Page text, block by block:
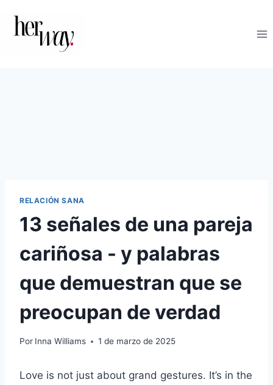
contenido
RELACIÓN SANA
13 señales de una pareja
cariñosa - y palabras
que demuestran que se
preocupan de verdad
Por Inna Williams 1 de marzo de 2025
Love is not just about grand gestures. It’s in the